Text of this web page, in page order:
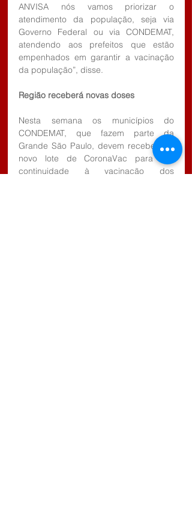
ANVISA nós vamos priorizar o
atendimento da população, seja via
Governo Federal ou via CONDEMAT,
atendendo aos prefeitos que estão
empenhados em garantir a vacinação
da população”, disse.
Região receberá novas doses
Nesta semana os municípios do
CONDEMAT, que fazem parte da
Grande São Paulo, devem receber um
novo lote de CoronaVac para dar
continuidade à vacinação dos